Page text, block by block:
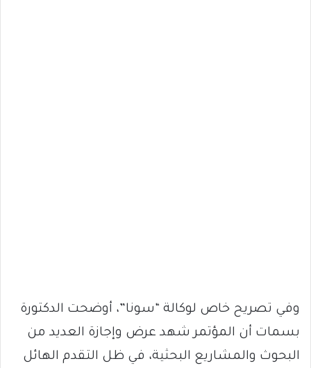
وفي تصريح خاص لوكالة “سونا”، أوضحت الدكتورة
بسمات أن المؤتمر شهد عرض وإجازة العديد من
البحوث والمشاريع البحثية، في ظل التقدم الهائل